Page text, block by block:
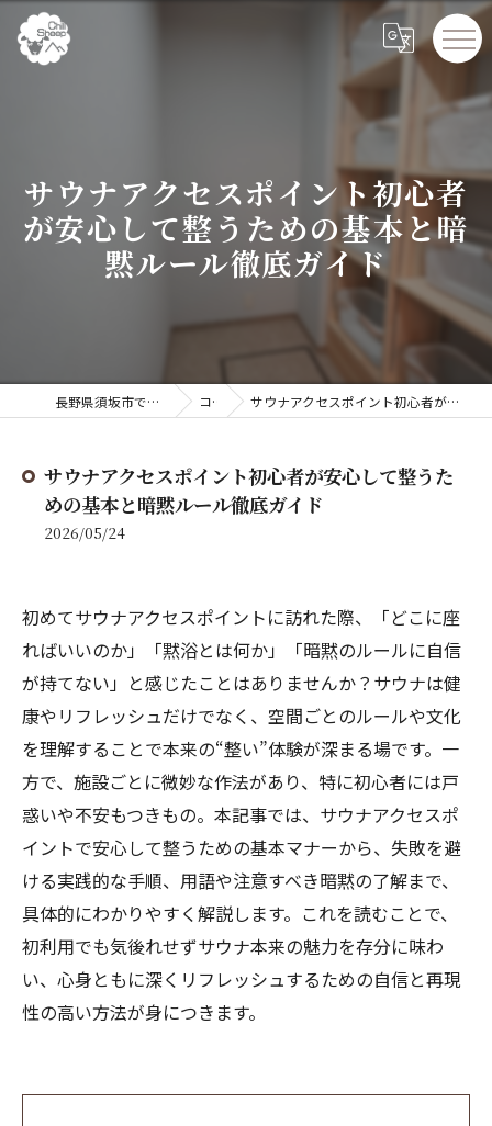
サウナアクセスポイント初心者
が安心して整うための基本と暗
黙ルール徹底ガイド
長野県須坂市でペンションならChillSheep コラム サウナアクセスポイント初心者が安心して整うための基本と暗黙ルール徹底ガイド
サウナアクセスポイント初心者が安心して整うた
めの基本と暗黙ルール徹底ガイド
2026/05/24
初めてサウナアクセスポイントに訪れた際、「どこに座
ればいいのか」「黙浴とは何か」「暗黙のルールに自信
が持てない」と感じたことはありませんか？サウナは健
康やリフレッシュだけでなく、空間ごとのルールや文化
を理解することで本来の“整い”体験が深まる場です。一
方で、施設ごとに微妙な作法があり、特に初心者には戸
惑いや不安もつきもの。本記事では、サウナアクセスポ
イントで安心して整うための基本マナーから、失敗を避
ける実践的な手順、用語や注意すべき暗黙の了解まで、
具体的にわかりやすく解説します。これを読むことで、
初利用でも気後れせずサウナ本来の魅力を存分に味わ
い、心身ともに深くリフレッシュするための自信と再現
性の高い方法が身につきます。